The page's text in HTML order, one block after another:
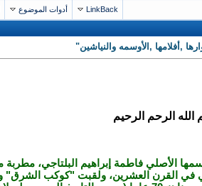
LinkBack أدوات الموضوع
,أفلامها ,الأوسمه والنياشين"
الله الرحم الرحيم
(4 مايو 1898 م - 3 فبراير 1975 م)، اسمها الأصلي فاطمة إبراهيم
في القرن العشرين، ولقبت "كوكب الشرق"